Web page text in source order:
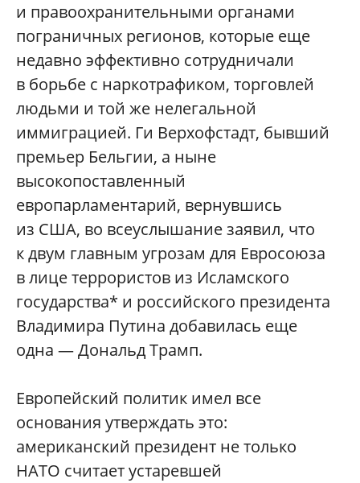
и правоохранительными органами
пограничных регионов, которые еще
недавно эффективно сотрудничали
в борьбе с наркотрафиком, торговлей
людьми и той же нелегальной
иммиграцией. Ги Верхофстадт, бывший
премьер Бельгии, а ныне
высокопоставленный
европарламентарий, вернувшись
из США, во всеуслышание заявил, что
к двум главным угрозам для Евросоюза
в лице террористов из Исламского
государства* и российского президента
Владимира Путина добавилась еще
одна — Дональд Трамп.
Европейский политик имел все
основания утверждать это:
американский президент не только
НАТО считает устаревшей